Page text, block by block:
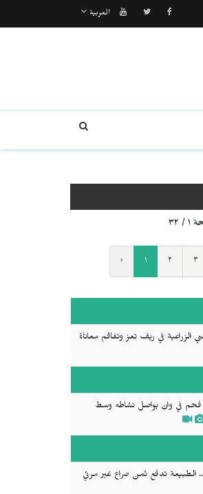
العربية
٣٢
‹ ١ ٢ ٣
الزراعية في ريف تعز وتفاقم معاناة
فحم في وان يواصل نشاطه وسط
الطبيعة تدفع ثمن صراع غير مرئي